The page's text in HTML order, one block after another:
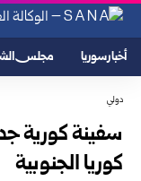
أخبار سوريا مجلس
دولي
سفينة كورية
كوريا الجنوبية